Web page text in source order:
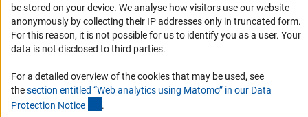
Suscríbase boletín
Editorial Privacy Policy
be stored on your device. We analyse how visitors use our website
anonymously by collecting their IP addresses only in truncated form.
For this reason, it is not possible for us to identify you as a user. Your
data is not disclosed to third parties.
For a detailed overview of the cookies that may be used, see
thesection entitled “Web analytics using Matomo” in our Data
Protection Notice .